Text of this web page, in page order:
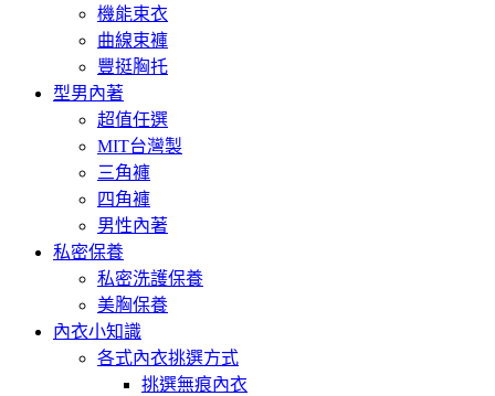
機能束衣
曲線束褲
豐挺胸托
型男內著
超值任選
MIT台灣製
三角褲
四角褲
男性內著
私密保養
私密洗護保養
美胸保養
內衣小知識
各式內衣挑選方式
挑選無痕內衣